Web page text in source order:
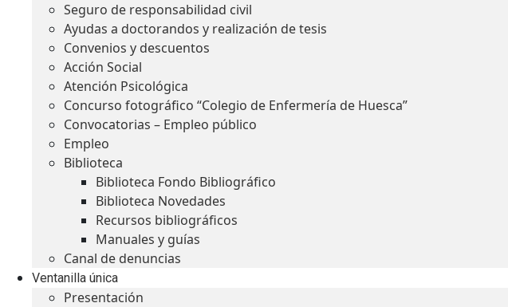
Seguro de responsabilidad civil
Ayudas a doctorandos y realización de tesis
Convenios y descuentos
Acción Social
Atención Psicológica
Concurso fotográfico “Colegio de Enfermería de Huesca”
Convocatorias – Empleo público
Empleo
Biblioteca
Biblioteca Fondo Bibliográfico
Biblioteca Novedades
Recursos bibliográficos
Manuales y guías
Canal de denuncias
Ventanilla única
Presentación